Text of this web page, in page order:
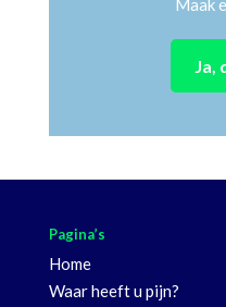
Maak
Ja,
Pagina’s
Home
Waar heeft u pijn?